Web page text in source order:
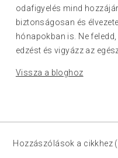
odafigyelés mind
biztonságosan és
hónapokban is. Ne
edzést és vigyázz az
Vissza a bloghoz
Hozzászólások a cikkhez